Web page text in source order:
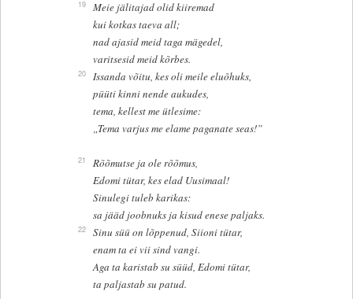
19
Meie jälitajad olid kiiremad
kui kotkas taeva all;
nad ajasid meid taga mägedel,
varitsesid meid kõrbes.
20
Issanda võitu, kes oli meile eluõhuks,
püüti kinni nende aukudes,
tema, kellest me ütlesime:
„Tema varjus me elame paganate seas!”
21
Rõõmutse ja ole rõõmus,
Edomi tütar, kes elad Uusimaal!
Sinulegi tuleb karikas:
sa jääd joobnuks ja kisud enese paljaks.
22
Sinu süü on lõppenud, Siioni tütar,
enam ta ei vii sind vangi.
Aga ta karistab su süüd, Edomi tütar,
ta paljastab su patud.